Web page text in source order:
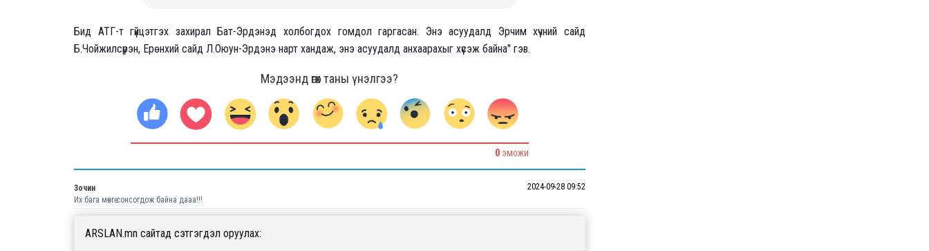
Бид АТГ-т гүйцэтгэх захирал Бат-Эрдэнэд холбогдох гомдол гаргасан. Энэ асуудалд Эрчим хүчний сайд
Б.Чойжилсүрэн, Ерөнхий сайд Л.Оюун-Эрдэнэ нарт хандаж, энэ асуудалд анхаарахыг хүсэж байна" гэв.
Мэдээнд өгөх таны үнэлгээ?
0 ЭМОЖИ
Зочин
2024-09-28 09:52
Их бага мөнгө сонсогдож байна дааа!!!
ARSLAN.mn сайтад сэтгэгдэл оруулах: